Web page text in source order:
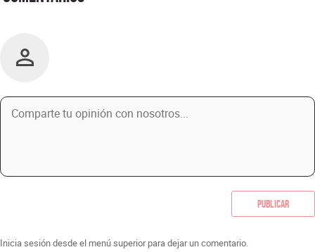
Publicar
Inicia sesión desde el menú superior para dejar un comentario.